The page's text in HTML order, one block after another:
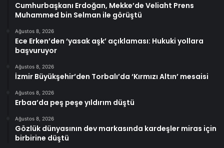
Cumhurbaşkanı Erdoğan, Mekke’de Veliaht Prens
Muhammed bin Selman ile görüştü
Ağustos 8, 2026
Ece Erken’den ‘yasak aşk’ açıklaması: Hukuki yollara
başvuruyor
Ağustos 8, 2026
İzmir Büyükşehir’den Torbalı’da ‘Kırmızı Altın’ mesaisi
Ağustos 8, 2026
Erbaa’da peş peşe yıldırım düştü
Ağustos 8, 2026
Gözlük dünyasının dev markasında kardeşler miras için
birbirine düştü